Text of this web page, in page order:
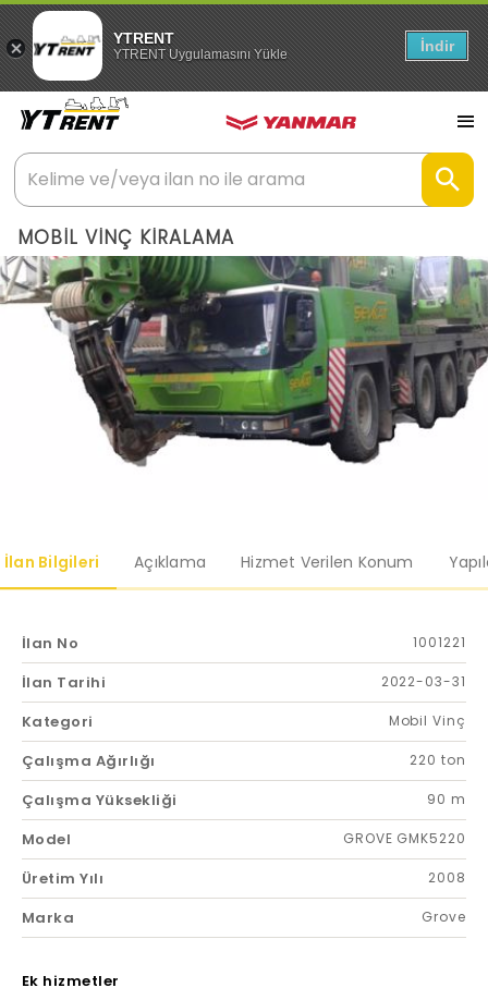
YTRENT
YTRENT Uygulamasını Yükle İndir
MOBİL VİNÇ KİRALAMA
İlan Bilgileri Açıklama Hizmet Verilen Konum
İlan No 1001221
İlan Tarihi 2022-03-31
Kategori Mobil Vinç
Çalışma Ağırlığı 220 ton
Çalışma Yüksekliği 90 m
Model GROVE GMK5220
Üretim Yılı 2008
Marka Grove
Ek hizmetler